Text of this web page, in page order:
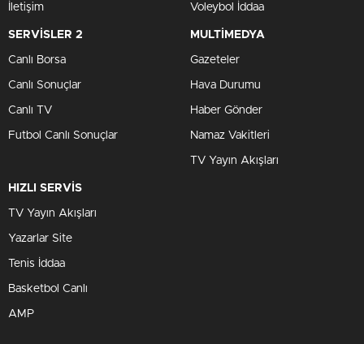
İletişim Voleybol İddaa
SERVİSLER 2
Canlı Borsa
Canlı Sonuçlar
Canlı TV
Futbol Canlı Sonuçlar
MULTİMEDYA
Gazeteler
Hava Durumu
Haber Gönder
Namaz Vakitleri
TV Yayın Akışları
HIZLI SERVİS
TV Yayın Akışları
Yazarlar Site
Tenis İddaa
Basketbol Canlı
AMP